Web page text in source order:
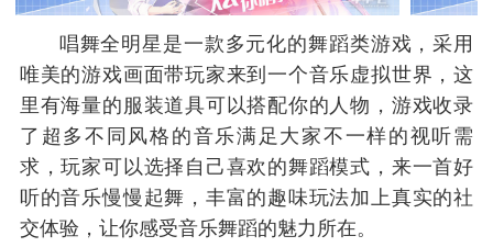
唱舞全明星是一款多元化的舞蹈类游戏，采用
唯美的游戏画面带玩家来到一个音乐虚拟世界，这
里有海量的服装道具可以搭配你的人物，游戏收录
了超多不同风格的音乐满足大家不一样的视听需
求，玩家可以选择自己喜欢的舞蹈模式，来一首好
听的音乐慢慢起舞，丰富的趣味玩法加上真实的社
交体验，让你感受音乐舞蹈的魅力所在。